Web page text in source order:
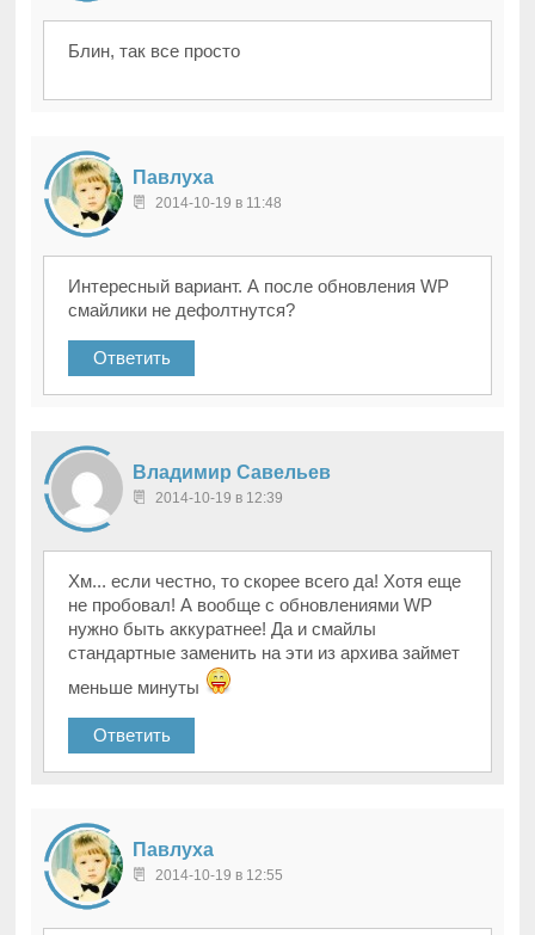
Блин, так все просто
Павлуха
2014-10-19 в 11:48
Интересный вариант. А после обновления WP
смайлики не дефолтнутся?
Ответить
Владимир Савельев
2014-10-19 в 12:39
Хм... если честно, то скорее всего да! Хотя еще
не пробовал! А вообще с обновлениями WP
нужно быть аккуратнее! Да и смайлы
стандартные заменить на эти из архива займет
меньше минуты
Ответить
Павлуха
2014-10-19 в 12:55